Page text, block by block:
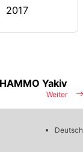
2017
Weiter
Yakiv
Deutsch